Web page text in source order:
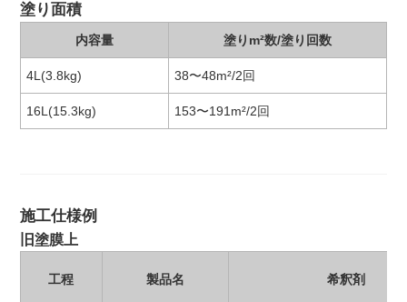
塗り面積
内容量 塗りm²数/塗り回数
4L(3.8kg) 38〜48m²/2回
16L(15.3kg) 153〜191m²/2回
施工仕様例
旧塗膜上
工程 製品名 希釈剤